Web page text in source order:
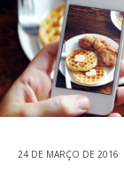
24 DE MARÇO DE 2016